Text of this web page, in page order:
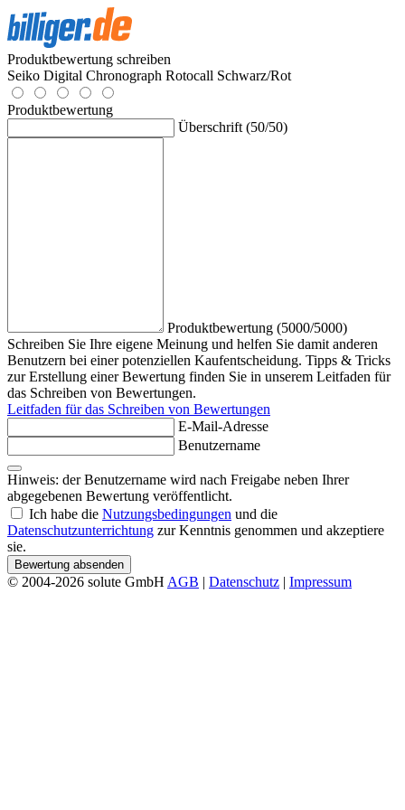
Produktbewertung schreiben
Seiko Digital Chronograph Rotocall Schwarz/Rot
Produktbewertung
Überschrift (50/50)
Produktbewertung (5000/5000)
Schreiben Sie Ihre eigene Meinung und helfen Sie damit anderen
Benutzern bei einer potenziellen Kaufentscheidung. Tipps & Tricks
zur Erstellung einer Bewertung finden Sie in unserem Leitfaden für
das Schreiben von Bewertungen.
Leitfaden für das Schreiben von Bewertungen
E-Mail-Adresse
Benutzername
Hinweis: der Benutzername wird nach Freigabe neben Ihrer
abgegebenen Bewertung veröffentlicht.
Ich habe die Nutzungsbedingungen und die
Datenschutzunterrichtung zur Kenntnis genommen und akzeptiere
sie.
Bewertung absenden
© 2004-2026 solute GmbH AGB | Datenschutz | Impressum